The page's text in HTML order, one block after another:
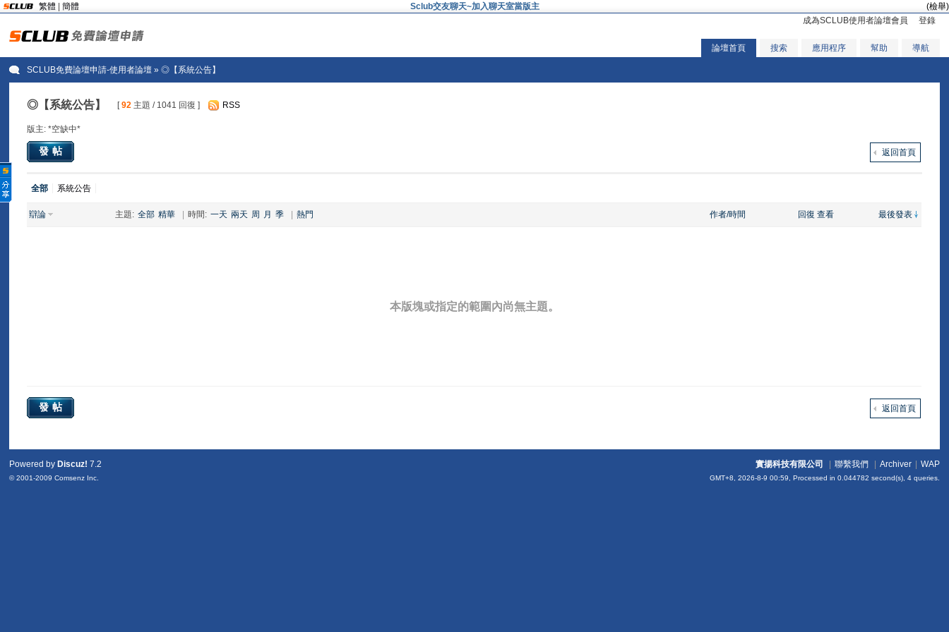
繁體 簡體 Sclub交友聊天~加入聊天室當版主
(檢舉)
成為SCLUB使用者論壇會員
登錄
論壇首頁 搜索 應用程序 幫助 導航
SCLUB免費論壇申請-使用者論壇 » ◎【系統公告】
◎【系統公告】 [92 主題 / 1041 回復 ] RSS
版主: *空缺中*
返回首頁
發帖
全部 系統公告
辯論 主題: 全部 精華 時間: 一天 兩天 周 月 季 熱門 作者/時間 回復 查看 最後發表
本版塊或指定的範圍內尚無主題。
返回首頁
發帖
實揚科技有限公司 聯繫我們 Archiver WAP
GMT+8, 2026-8-9 00:59, Processed in 0.044782 second(s), 4 queries.
Powered by Discuz! 7.2
© 2001-2009Comsenz Inc.